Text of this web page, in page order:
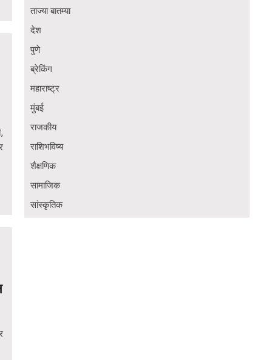
ताज्या बातम्या
देश
पुणे
ब्रेकिंग
महाराष्ट्र
मुंबई
राजकीय
राशिभविष्य
शैक्षणिक
सामाजिक
सांस्कृतिक